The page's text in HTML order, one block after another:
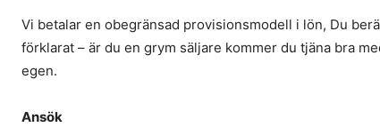
Vi betalar en obegränsad provisionsmodell i lön, Du
förklarat – är du en grym säljare kommer du tjäna bra
egen.
Ansök